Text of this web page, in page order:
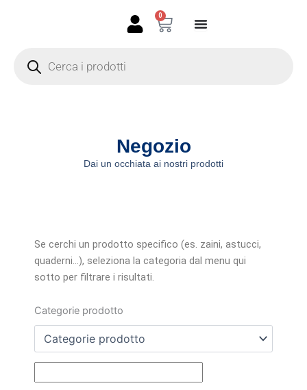
0
Carrello
search
Negozio
Dai un occhiata ai nostri prodotti
Se cerchi un prodotto specifico (es. zaini, astucci,
quaderni…), seleziona la categoria dal menu qui
sotto per filtrare i risultati.
Categorie prodotto